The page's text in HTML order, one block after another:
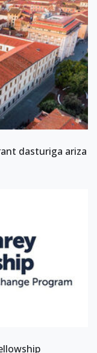
dasturiga ariza